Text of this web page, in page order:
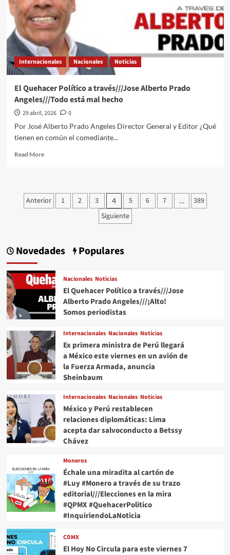
de
un
sujeto
cerca
de
la
Casa
Blanca;
un
herido
Internacionales Nacionales Noticias
El Quehacer Político a través///Jose Alberto Prado
Angeles///Todo está mal hecho
29 abril, 2026
0
Por José Alberto Prado Angeles Director General y Editor ¿Qué
tienen en común el comediante...
Read MoreRead
Quehacer
Político
Angeles///Todo
mal
hecho
Paginación
Anterior 1 2 3 4 5 6 7 …
389
Siguiente
Novedades Populares
Nacionales Noticias
El Quehacer Político a través///Jose
Alberto Prado Angeles///¡Alto!
Somos periodistas
Internacionales Nacionales Noticias
Ex primera ministra de Perú llegará
a México este viernes en un avión de
la Fuerza Armada, anuncia
Sheinbaum
Internacionales Nacionales Noticias
México y Perú restablecen
relaciones diplomáticas: Lima
acepta dar salvoconducto a Betssy
Chávez
Moneros
Échale una miradita al cartón de
#Luy #Monero a través de su trazo
editorial///Elecciones en la mira
#QPMX #QuehacerPolitico
#InquiriendoLaNoticia
CDMX
El Hoy No Circula para este viernes 7